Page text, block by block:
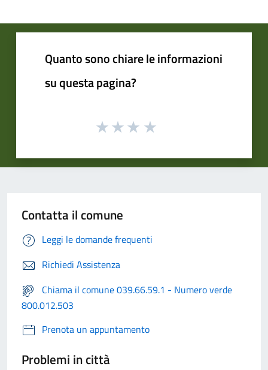
Quanto sono chiare le informazioni
su questa pagina?
Contatta il comune
Leggi le domande frequenti
Richiedi Assistenza
Chiama il comune 039.66.59.1 - Numero verde
800.012.503
Prenota un appuntamento
Problemi in città